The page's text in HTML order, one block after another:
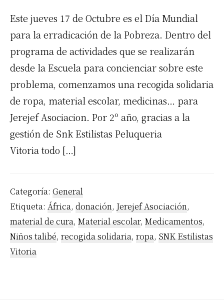
Este jueves 17 de Octubre es el Día Mundial
para la erradicación de la Pobreza. Dentro del
programa de actividades que se realizarán
desde la Escuela para concienciar sobre este
problema, comenzamos una recogida solidaria
de ropa, material escolar, medicinas… para
Jerejef Asociacion. Por 2º año, gracias a la
gestión de Snk Estilistas Peluqueria
Vitoria todo […]
Categoría: General
Etiqueta: África, donación, Jerejef Asociación,
material de cura, Material escolar, Medicamentos,
Niños talibé, recogida solidaria, ropa, SNK Estilistas
Vitoria